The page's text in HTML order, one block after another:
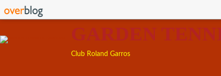
GARDEN
Club Roland Garros